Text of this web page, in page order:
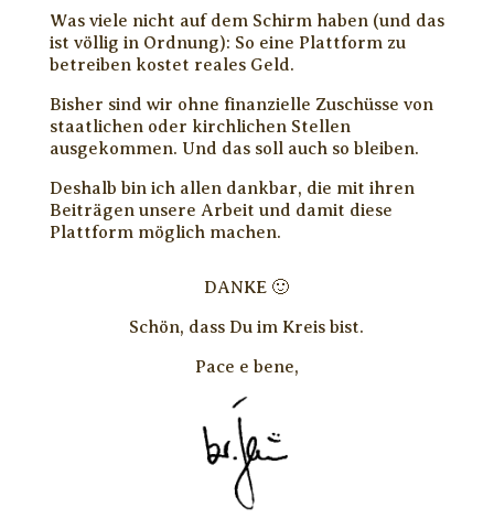
Was viele nicht auf dem Schirm haben (und das
ist völlig in Ordnung): So eine Plattform zu
betreiben kostet reales Geld.
Bisher sind wir ohne finanzielle Zuschüsse von
staatlichen oder kirchlichen Stellen
ausgekommen. Und das soll auch so bleiben.
Deshalb bin ich allen dankbar, die mit ihren
Beiträgen unsere Arbeit und damit diese
Plattform möglich machen.
DANKE 🙂
Schön, dass Du im Kreis bist.
Pace e bene,